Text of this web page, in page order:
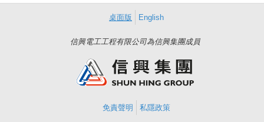
桌面版 English
信興電工工程有限公司為信興集團成員
免責聲明 私隱政策